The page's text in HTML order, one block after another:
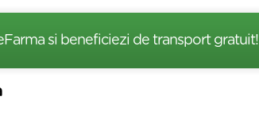
si beneficiezi de transport gratuit!